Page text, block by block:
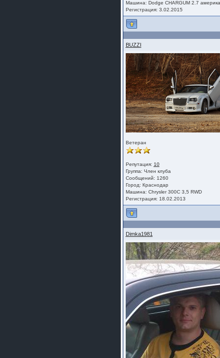
Машина: Dodge CHARGUM 2.7 америка
Регистрация: 3.02.2015
BUZZI
Ветеран
Репутация: 10
Группа: Член клуба
Сообщений: 1260
Город: Краснодар
Машина: Chrysler 300C 3,5 RWD
Регистрация: 18.02.2013
Dimka1981